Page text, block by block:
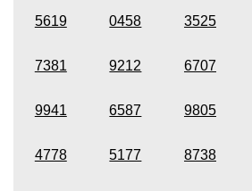
5619 0458 3525
7381 9212 6707
9941 6587 9805
4778 5177 8738